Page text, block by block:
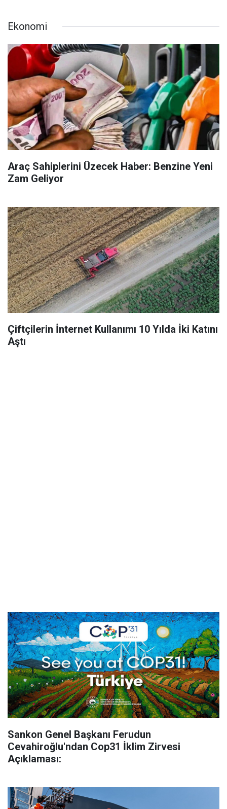
Ekonomi
Araç Sahiplerini Üzecek Haber: Benzine Yeni
Zam Geliyor
Çiftçilerin İnternet Kullanımı 10 Yılda İki Katını
Aştı
Sankon Genel Başkanı Ferudun
Cevahiroğlu'ndan Cop31 İklim Zirvesi
Açıklaması: